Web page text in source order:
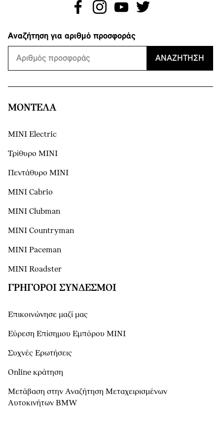
Αναζήτηση για αριθμό προσφοράς
ΑΝΑΖΉΤΗΣΗ
ΜΟΝΤΕΛΑ
MINI Electric
Τρίθυρο MINI
Πεντάθυρο MINI
MINI Cabrio
MINI Clubman
MINI Countryman
MINI Paceman
MINI Roadster
ΓΡΉΓΟΡΟΙ ΣΎΝΔΕΣΜΟΙ
Επικοινώνησε μαζί μας
Εύρεση Επίσημου Εμπόρου ΜΙΝΙ
Συχνές Ερωτήσεις
Online κράτηση
Μετάβαση στην Αναζήτηση Μεταχειρισμένων
Αυτοκινήτων BMW